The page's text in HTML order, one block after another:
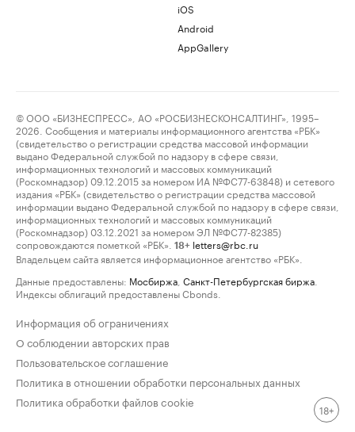
iOS
Android
AppGallery
© ООО «БИЗНЕСПРЕСС», АО «РОСБИЗНЕСКОНСАЛТИНГ», 1995–
2026. Сообщения и материалы информационного агентства «РБК»
(свидетельство о регистрации средства массовой информации
выдано Федеральной службой по надзору в сфере связи,
информационных технологий и массовых коммуникаций
(Роскомнадзор) 09.12.2015 за номером ИА №ФС77-63848) и сетевого
издания «РБК» (свидетельство о регистрации средства массовой
информации выдано Федеральной службой по надзору в сфере связи,
информационных технологий и массовых коммуникаций
(Роскомнадзор) 03.12.2021 за номером ЭЛ №ФС77-82385)
сопровождаются пометкой «РБК».
18+ letters@rbc.ru
Владельцем сайта является информационное агентство «РБК».
Данные предоставлены: Мосбиржа Санкт-Петербургская биржа
Индексы облигаций предоставлены Cbonds.
Информация об ограничениях
О соблюдении авторских прав
Пользовательское соглашение
Политика в отношении обработки персональных данных
Политика обработки файлов cookie
18+